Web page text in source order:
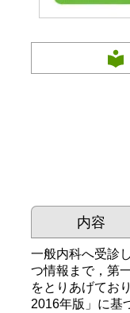
内容
一般内科へ受診
つ情報まで，第
をとりあげてお
2016年版」に基